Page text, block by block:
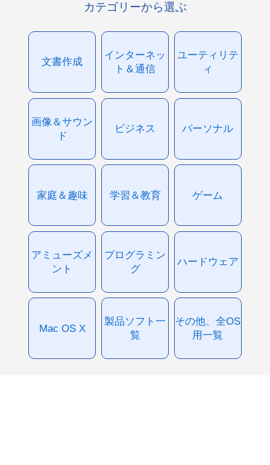
カテゴリーから選ぶ
文書作成
インターネッ
ト＆通信
ユーティリテ
ィ
画像＆サウン
ド
ビジネス パーソナル
家庭＆趣味 学習＆教育 ゲーム
アミューズメ
ント
プログラミン
グ
ハードウェア
Mac OS X
製品ソフト一
覧
その他、全OS
用一覧